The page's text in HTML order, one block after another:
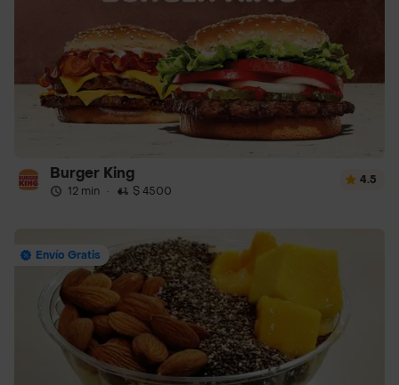
Burger King
12 min · $ 4500
4.5
Envío Gratis